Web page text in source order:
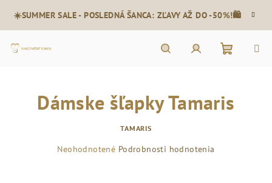
obsah
☀️SUMMER SALE - POSLEDNÁ ŠANCA: ZĽAVY AŽ DO -50%!🛍️
košík
Dámske šľapky Tamaris
TAMARIS
Priemerné
Neohodnotené Podrobnosti hodnotenia